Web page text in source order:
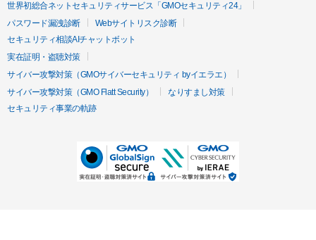
世界初総合ネットセキュリティサービス「GMOセキュリティ24」
パスワード漏洩診断
Webサイトリスク診断
セキュリティ相談AIチャットボット
実在証明・盗聴対策
サイバー攻撃対策（GMOサイバーセキュリティ byイエラエ）
サイバー攻撃対策（GMO Flatt Security）
なりすまし対策
セキュリティ事業の軌跡